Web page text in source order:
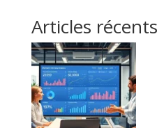
Articles récents